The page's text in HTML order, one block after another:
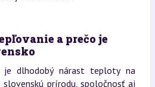
a prečo je
je dlhodobý nárast teploty na
prírodu, spoločnosť aj